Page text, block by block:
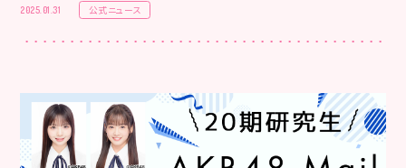
2025.01.31 公式ニュース